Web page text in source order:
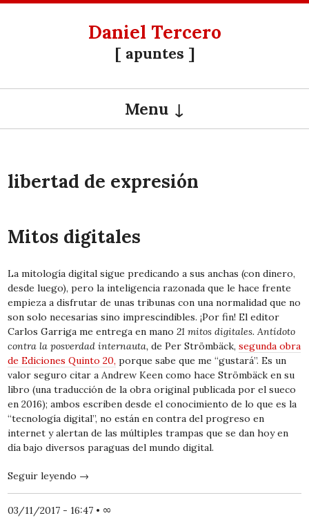
Daniel Tercero
[ apuntes ]
Menu
libertad de expresión
Mitos digitales
La mitología digital sigue predicando a sus anchas (con dinero,
desde luego), pero la inteligencia razonada que le hace frente
empieza a disfrutar de unas tribunas con una normalidad que no
son solo necesarias sino imprescindibles. ¡Por fin! El editor
Carlos Garriga me entrega en mano21 mitos digitales. Antídoto
contra la posverdad internauta,de Per Strömbäck,segunda obra
de Ediciones Quinto 20, porque sabe que me “gustará”. Es un
valor seguro citar a Andrew Keen como hace Strömbäck en su
libro (una traducción de la obra original publicada por el sueco
en 2016); ambos escriben desde el conocimiento de lo que es la
“tecnología digital”, no están en contra del progreso en
internet y alertan de las múltiples trampas que se dan hoy en
día bajo diversos paraguas del mundo digital.
Seguir leyendo →
03/11/2017 - 16:47 • ∞